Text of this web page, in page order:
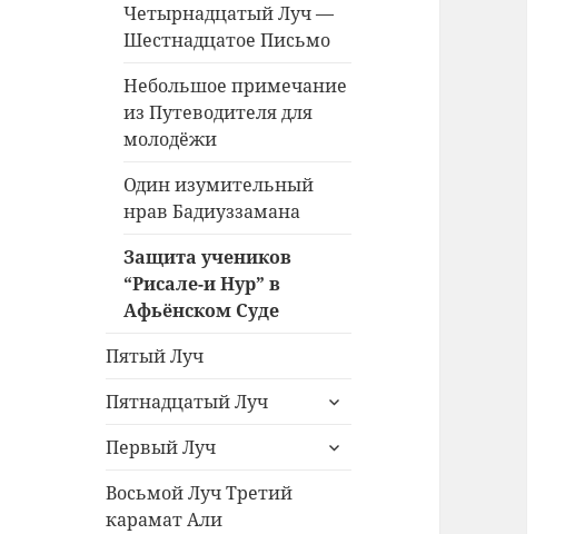
Четырнадцатый Луч —
Шестнадцатое Письмо
Небольшое примечание
из Путеводителя для
молодёжи
Один изумительный
нрав Бадиуззамана
Защита учеников
“Рисале-и Нур” в
Афьёнском Суде
Пятый Луч
Пятнадцатый Луч
раскрыть
меню
Первый Луч
раскрыть
Восьмой Луч Третий
карамат Али